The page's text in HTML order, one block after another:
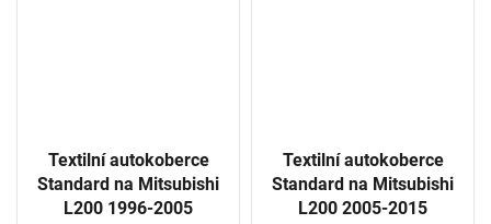
Textilní autokoberce
Standard na Mitsubishi
L200 1996-2005
Textilní autokoberce
Standard na Mitsubishi
L200 2005-2015